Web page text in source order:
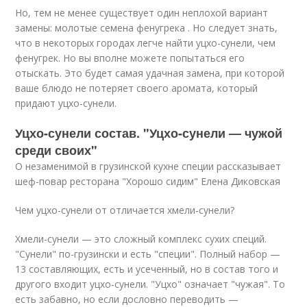
Но, тем не менее существует один неплохой вариант
замены: молотые семена фенугрека . Но следует знать,
что в некоторых городах легче найти уцхо-сунели, чем
фенугрек. Но вы вполне можете попытаться его
отыскать. Это будет самая удачная замена, при которой
ваше блюдо не потеряет своего аромата, который
придают уцхо-сунели.
Уцхо-сунели состав. "Уцхо-сунели — чужой
среди своих"
О незаменимой в грузинской кухне специи рассказывает
шеф-повар ресторана "Хорошо сидим" Елена Диковская
Чем уцхо-сунели от отличается хмели-сунели?
Хмели-сунели — это сложный комплекс сухих специй.
"Сунели" по-грузински и есть "специи". Полный набор —
13 составляющих, есть и усеченный, но в состав того и
другого входит уцхо-сунели. "Уцхо" означает "чужая". То
есть забавно, но если дословно переводить —